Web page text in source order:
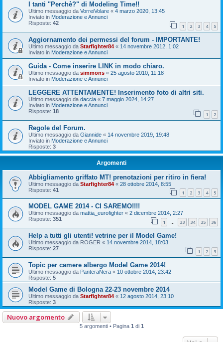
I tanti "Perchè?" di Modeling Time!!
Ultimo messaggio da VorreiVolare « 4 marzo 2020, 13:45
Inviato in Moderazione e Annunci
Risposte: 42 1 2 3 4 5
Aggiornamento dei permessi del forum - IMPORTANTE!
Ultimo messaggio da Starfighter84 « 14 novembre 2012, 1:02
Inviato in Moderazione e Annunci
Guida - Come inserire LINK in modo chiaro.
Ultimo messaggio da simmons « 25 agosto 2010, 11:18
Inviato in Moderazione e Annunci
LEGGERE ATTENTAMENTE! Inserimento foto di altri siti.
Ultimo messaggio da daccia « 7 maggio 2024, 14:27
Inviato in Moderazione e Annunci
Risposte: 18 1 2
Regole del Forum.
Ultimo messaggio da Giannide « 14 novembre 2019, 19:48
Inviato in Moderazione e Annunci
Risposte: 3
Argomenti
Abbigliamento griffato MT! prenotazioni per ritiro in fiera!
Ultimo messaggio da Starfighter84 « 28 ottobre 2014, 8:55
Risposte: 41 1 2 3 4 5
MODEL GAME 2014 - CI SAREMO!!!!
Ultimo messaggio da mattia_eurofighter « 2 dicembre 2014, 2:27
Risposte: 351 1 … 33 34 35 36
Help a tutti gli utenti! vetrine per il Model Game!
Ultimo messaggio da ROGER « 14 novembre 2014, 18:03
Risposte: 27 1 2 3
Topic per camere albergo Model Game 2014!
Ultimo messaggio da PanteraNera « 10 ottobre 2014, 23:42
Risposte: 5
Model Game di Bologna 22-23 novembre 2014
Ultimo messaggio da Starfighter84 « 12 agosto 2014, 23:10
Risposte: 3
Nuovo argomento
5 argomenti • Pagina 1 di 1